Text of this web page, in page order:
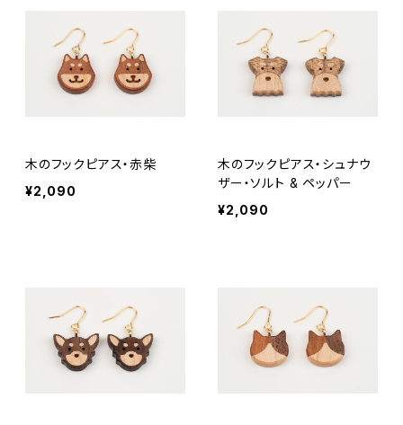
木のフックピアス・赤柴
¥2,090
木のフックピアス・シュナウ
ザー・ソルト & ペッパー
¥2,090